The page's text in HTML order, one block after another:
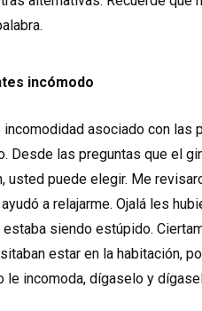
incómodo
incomodidad asociado con
Desde las preguntas que el
usted puede elegir. Me
a relajarme. Ojalá les
siendo estúpido.
estar en la habitación,
le incomoda, dígaselo y